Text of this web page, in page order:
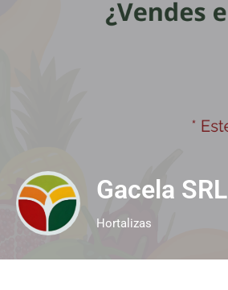
Gacela SRL
Hortalizas